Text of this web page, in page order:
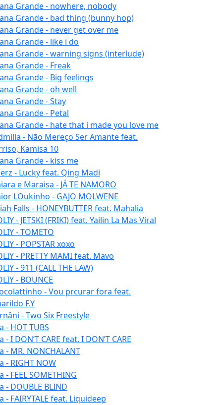
Grande - nowhere, nobody
Grande - bad thing (bunny hop)
Grande - never get over me
Grande - like i do
Grande - warning signs (interlude)
Grande - Freak
Grande - Big feelings
Grande - oh well
Grande - Stay
Grande - Petal
Grande - hate that i made you love me
- Não Mereço Ser Amante feat.
Kamisa 10
Grande - kiss me
- Lucky feat. Qing Madi
e Maraisa - JÁ TE NAMORO
LOukinho - GAJO MOLWENE
Falls - HONEYBUTTER feat. Mahalia
- JETSKI (FRIKI) feat. Yailin La Mas Viral
- TOMETO
- POPSTAR xoxo
- PRETTY MAMI feat. Mavo
- 911 (CALL THE LAW)
- BOUNCE
- Vou prcurar fora feat.
F.Y
- Two Six Freestyle
- HOT TUBS
- I DON’T CARE feat. I DON’T CARE
- MR. NONCHALANT
- RIGHT NOW
- FEEL SOMETHING
- DOUBLE BLIND
- FAIRYTALE feat. Liquideep